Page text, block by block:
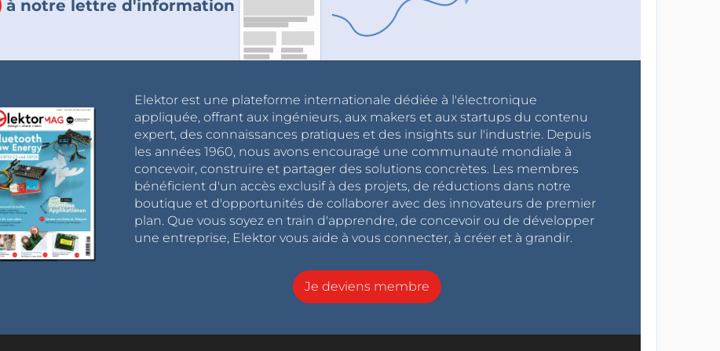
à notre lettre d'information
Elektor est une plateforme internationale dédiée à l'électronique
appliquée, offrant aux ingénieurs, aux makers et aux startups du contenu
expert, des connaissances pratiques et des insights sur l'industrie. Depuis
les années 1960, nous avons encouragé une communauté mondiale à
concevoir, construire et partager des solutions concrètes. Les membres
bénéficient d'un accès exclusif à des projets, de réductions dans notre
boutique et d'opportunités de collaborer avec des innovateurs de premier
plan. Que vous soyez en train d'apprendre, de concevoir ou de développer
une entreprise, Elektor vous aide à vous connecter, à créer et à grandir.
Je deviens membre